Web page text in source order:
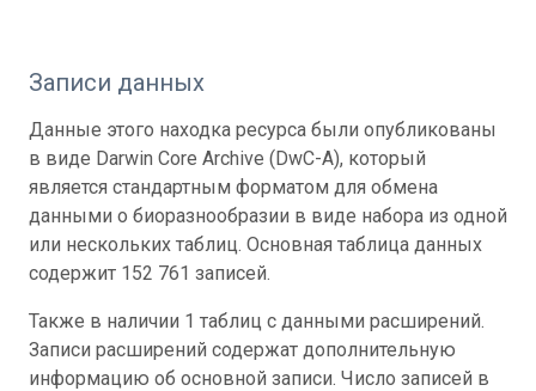
Записи данных
Данные этого находка ресурса были опубликованы
в виде Darwin Core Archive (DwC-A), который
является стандартным форматом для обмена
данными о биоразнообразии в виде набора из одной
или нескольких таблиц. Основная таблица данных
содержит 152 761 записей.
Также в наличии 1 таблиц с данными расширений.
Записи расширений содержат дополнительную
информацию об основной записи. Число записей в